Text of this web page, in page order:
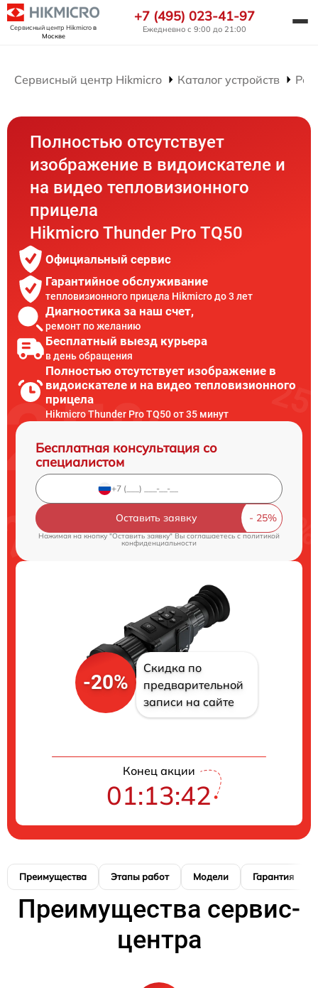
Сервисный центр Hikmicroв
Москве
+7 (495) 023-41-97
Ежедневно с 9:00 до 21:00
Сервисный центр Hikmicro Каталог устройств
Полностью отсутствует
изображение в видоискателе и
на видео тепловизионного
прицела
Hikmicro Thunder Pro TQ50
Официальный сервис
Гарантийное обслуживание
тепловизионного прицела Hikmicro до 3 лет
Диагностика за наш счет,
ремонт по желанию
Бесплатный выезд курьера
в день обращения
Полностью отсутствует изображение в
видоискателе и на видео тепловизионного
прицела
Hikmicro Thunder Pro TQ50 от 35 минут
Бесплатная консультация со
специалистом
Оставить заявку
Нажимая на кнопку "Оставить заявку" Вы соглашаетесь cполитикой
конфиденциальности
-20%
Скидка по
предварительной
записи на сайте
Конец акции
01:13:41
Преимущества Этапы работ Модели Гарантия
Преимущества сервис-
центра